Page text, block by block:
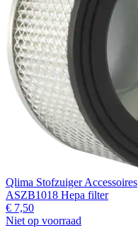
Qlima Stofzuiger Accessoires
ASZB1018 Hepa filter
€ 7,50
Niet op voorraad